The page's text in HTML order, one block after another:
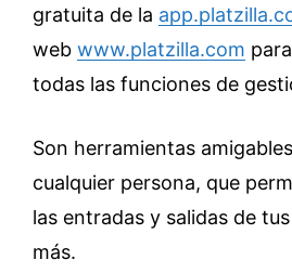
gratuita de la
web www.platzilla.com
todas las funciones de
Son herramientas
cualquier persona, que
las entradas y salidas de
más.